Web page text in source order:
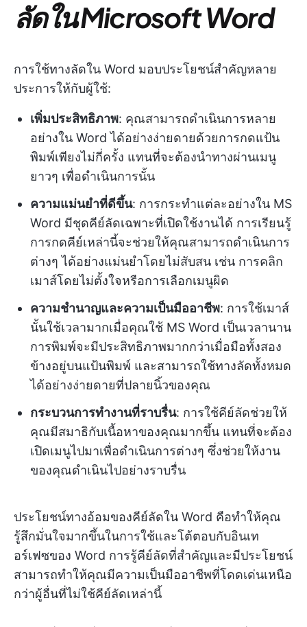
ลัดใน Microsoft Word
การใช้ทางลัดใน Word มอบประโยชน์สำคัญหลาย
ประการให้กับผู้ใช้:
เพิ่มประสิทธิภาพ: คุณสามารถดำเนินการหลาย
อย่างใน Word ได้อย่างง่ายดายด้วยการกดแป้น
พิมพ์เพียงไม่กี่ครั้ง แทนที่จะต้องนำทางผ่านเมนู
ยาวๆ เพื่อดำเนินการนั้น
ความแม่นยำที่ดีขึ้น: การกระทำแต่ละอย่างใน MS
Word มีชุดคีย์ลัดเฉพาะที่เปิดใช้งานได้ การเรียนรู้
การกดคีย์เหล่านี้จะช่วยให้คุณสามารถดำเนินการ
ต่างๆ ได้อย่างแม่นยำโดยไม่สับสน เช่น การคลิก
เมาส์โดยไม่ตั้งใจหรือการเลือกเมนูผิด
ความชำนาญและความเป็นมืออาชีพ: การใช้เมาส์
นั้นใช้เวลามากเมื่อคุณใช้ MS Word เป็นเวลานาน
การพิมพ์จะมีประสิทธิภาพมากกว่าเมื่อมือทั้งสอง
ข้างอยู่บนแป้นพิมพ์ และสามารถใช้ทางลัดทั้งหมด
ได้อย่างง่ายดายที่ปลายนิ้วของคุณ
กระบวนการทำงานที่ราบรื่น: การใช้คีย์ลัดช่วยให้
คุณมีสมาธิกับเนื้อหาของคุณมากขึ้น แทนที่จะต้อง
เปิดเมนูไปมาเพื่อดำเนินการต่างๆ ซึ่งช่วยให้งาน
ของคุณดำเนินไปอย่างราบรื่น
ประโยชน์ทางอ้อมของคีย์ลัดใน Word คือทำให้คุณ
รู้สึกมั่นใจมากขึ้นในการใช้และโต้ตอบกับอินเท
อร์เฟซของ Word การรู้คีย์ลัดที่สำคัญและมีประโยชน์
สามารถทำให้คุณมีความเป็นมืออาชีพที่โดดเด่นเหนือ
กว่าผู้อื่นที่ไม่ใช้คีย์ลัดเหล่านี้